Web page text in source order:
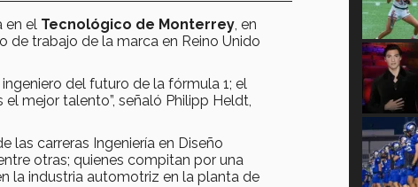
en el Tecnológico de Monterrey , en
de trabajo de la marca en Reino Unido
del futuro de la fórmula 1; el
mejor talento”, señaló Philipp Heldt,
las carreras Ingeniería en Diseño
otras; quienes compitan por una
la industria automotriz en la planta de